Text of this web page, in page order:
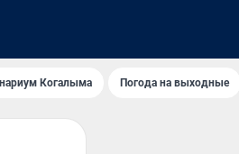
Когалыма Погода на выходные